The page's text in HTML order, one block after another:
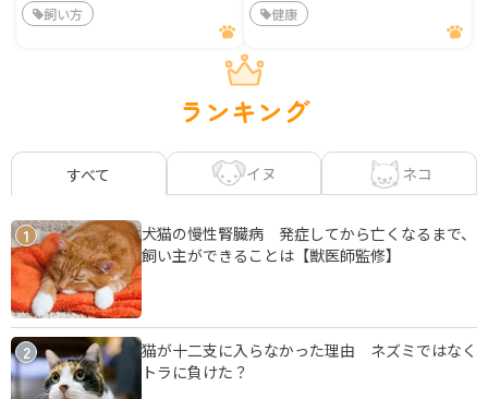
飼い方 健康
ランキング
すべて イヌ ネコ
1
犬猫の慢性腎臓病 発症してから亡くなるまで、
飼い主ができることは【獣医師監修】
2
猫が十二支に入らなかった理由 ネズミではなく
トラに負けた？